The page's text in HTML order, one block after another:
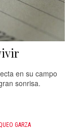
en su campo
sonrisa.
GARZA